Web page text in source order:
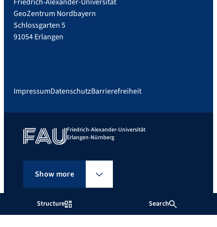
Structure Search
GeoZentrum Nordbayern
Schlossgarten 5
91054 Erlangen
ImpressumDatenschutzBarrierefreiheit
Friedrich-Alexander-Universität
Erlangen-Nürnberg
Show more